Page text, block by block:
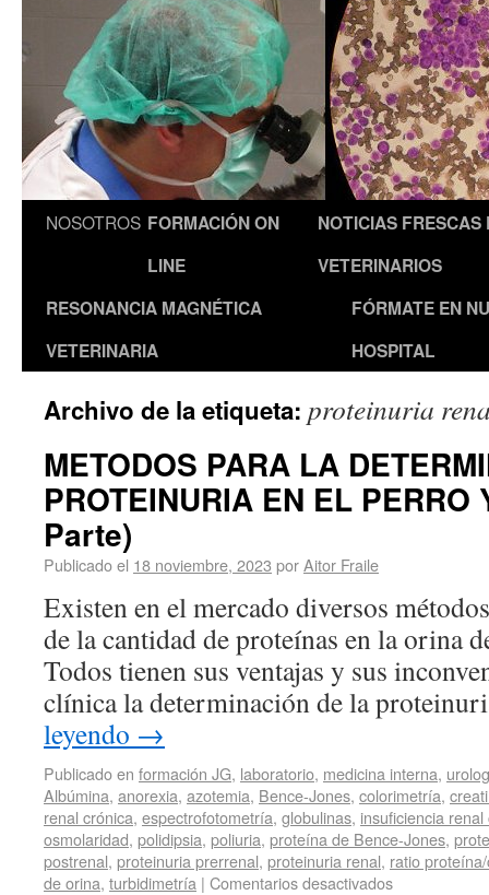
NOSOTROS FORMACIÓN ON
LINE
NOTICIAS FRESCAS
VETERINARIOS
RESONANCIA MAGNÉTICA
VETERINARIA
FÓRMATE EN
HOSPITAL
Archivo de la etiqueta: proteinuria
METODOS PARA LA
PROTEINURIA EN EL PERRO
Parte)
Publicado el 18 noviembre, 2023 porAitor Fraile
Existen en el mercado diversos
de la cantidad de proteínas en la orina
Todos tienen sus ventajas y sus
clínica la determinación de la
leyendo →
Publicado en formación JG, laboratorio, medicina interna,
Albúmina, anorexia, azotemia, Bence-Jones, colorimetría,
renal crónica, espectrofotometría, globulinas, insuficiencia renal
osmolaridad, polidipsia, poliuria, proteína de Bence-Jones,
postrenal, proteinuria prerrenal, proteinuria renal, ratio
de orina, turbidimetría | Comentarios desactivados